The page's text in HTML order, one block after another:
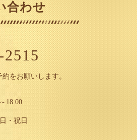
合わせ
2515
約をお願いします。
18:00
・祝日